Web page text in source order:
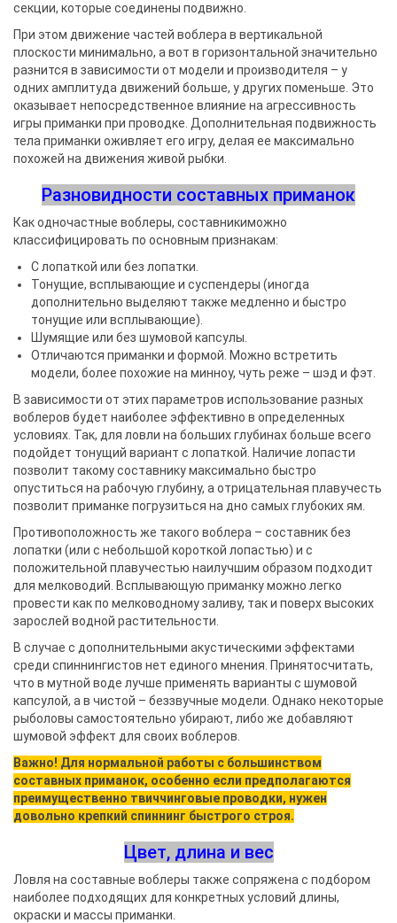
секции, которые соединены подвижно.
При этом движение частей воблера в вертикальной
плоскости минимально, а вот в горизонтальной значительно
разнится в зависимости от модели и производителя – у
одних амплитуда движений больше, у других поменьше. Это
оказывает непосредственное влияние на агрессивность
игры приманки при проводке. Дополнительная подвижность
тела приманки оживляет его игру, делая ее максимально
похожей на движения живой рыбки.
Разновидности составных приманок
Как одночастные воблеры, составникиможно
классифицировать по основным признакам:
С лопаткой или без лопатки.
Тонущие, всплывающие и суспендеры (иногда
дополнительно выделяют также медленно и быстро
тонущие или всплывающие).
Шумящие или без шумовой капсулы.
Отличаются приманки и формой. Можно встретить
модели, более похожие на минноу, чуть реже – шэд и фэт.
В зависимости от этих параметров использование разных
воблеров будет наиболее эффективно в определенных
условиях. Так, для ловли на больших глубинах больше всего
подойдет тонущий вариант с лопаткой. Наличие лопасти
позволит такому составнику максимально быстро
опуститься на рабочую глубину, а отрицательная плавучесть
позволит приманке погрузиться на дно самых глубоких ям.
Противоположность же такого воблера – составник без
лопатки (или с небольшой короткой лопастью) и с
положительной плавучестью наилучшим образом подходит
для мелководий. Всплывающую приманку можно легко
провести как по мелководному заливу, так и поверх высоких
зарослей водной растительности.
В случае с дополнительными акустическими эффектами
среди спиннингистов нет единого мнения. Принятосчитать,
что в мутной воде лучше применять варианты с шумовой
капсулой, а в чистой – беззвучные модели. Однако некоторые
рыболовы самостоятельно убирают, либо же добавляют
шумовой эффект для своих воблеров.
Важно! Для нормальной работы с большинством
составных приманок, особенно если предполагаются
преимущественно твиччинговые проводки, нужен
довольно крепкий спиннинг быстрого строя.
Цвет, длина и вес
Ловля на составные воблеры также сопряжена с подбором
наиболее подходящих для конкретных условий длины,
окраски и массы приманки.